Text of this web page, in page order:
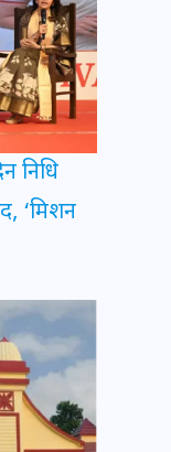
निधि
‘मिशन